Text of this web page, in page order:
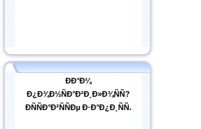
ÐÐ°Ð¼
Ð¿Ð¾Ð½ÑÐ°Ð²Ð¸Ð»Ð¾ÑÑ?
ÐÑÑÐ°Ð²ÑÑÐµ Ð·Ð°Ð¿Ð¸ÑÑ.